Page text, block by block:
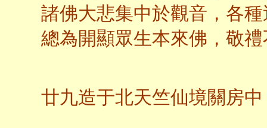
諸佛大悲集中於觀音，各
總為開顯眾生本來佛，敬
廿九造于北天竺仙境關房中